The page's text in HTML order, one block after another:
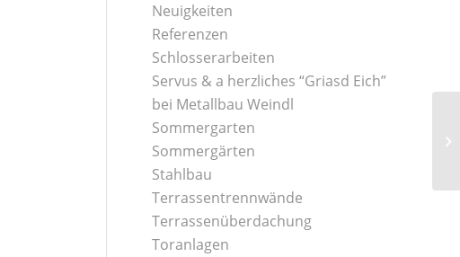
Neuigkeiten
Referenzen
Schlosserarbeiten
Servus & a herzliches “Griasd Eich”
bei Metallbau Weindl
Sommergarten
Sommergärten
Stahlbau
Terrassentrennwände
Terrassenüberdachung
Toranlagen